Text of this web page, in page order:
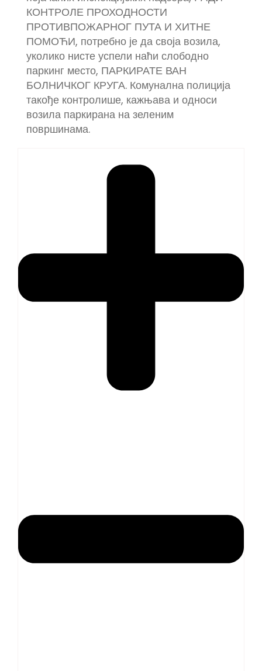
КОНТРОЛЕ ПРОХОДНОСТИ
ПРОТИВПОЖАРНОГ ПУТА И ХИТНЕ
ПОМОЋИ, потребно је да своја возила,
уколико нисте успели наћи слободно
паркинг место, ПАРКИРАТЕ ВАН
БОЛНИЧКОГ КРУГА. Комунална полиција
такође контролише, кажњава и односи
возила паркирана на зеленим
површинама.